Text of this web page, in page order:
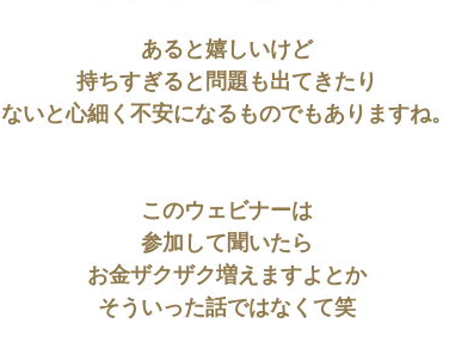
あると嬉しいけど
持ちすぎると問題も出てきたり
ないと心細く不安になるものでもありますね。
このウェビナーは
参加して聞いたら
お金ザクザク増えますよとか
そういった話ではなくて笑